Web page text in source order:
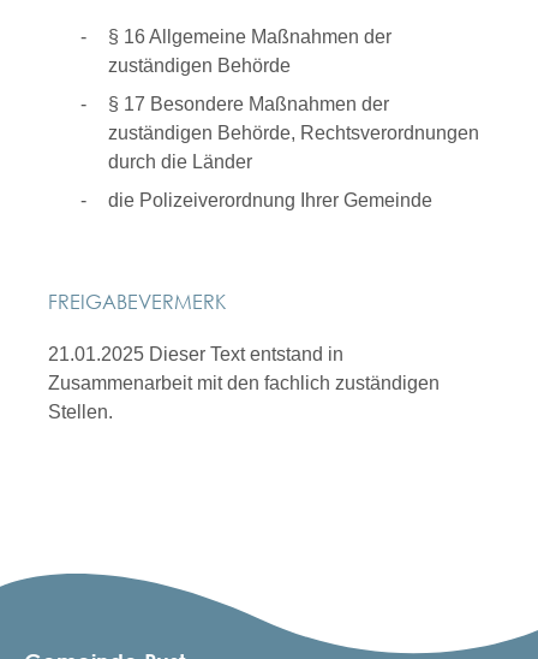
§ 16Allgemeine Maßnahmen der
zuständigen Behörde
§ 17 Besondere Maßnahmen der
zuständigen Behörde, Rechtsverordnungen
durch die Länder
die Polizeiverordnung Ihrer Gemeinde
FREIGABEVERMERK
21.01.2025 Dieser Text entstand in
Zusammenarbeit mit den fachlich zuständigen
Stellen.